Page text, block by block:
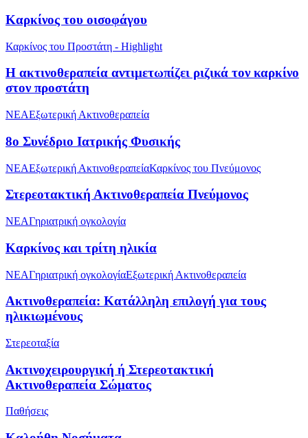
Καρκίνος του οισοφάγου
Καρκίνος του Προστάτη - Highlight
Η ακτινοθεραπεία αντιμετωπίζει ριζικά τον καρκίνο
στον προστάτη
NEAΕξωτερική Ακτινοθεραπεία
8ο Συνέδριο Ιατρικής Φυσικής
NEAΕξωτερική ΑκτινοθεραπείαΚαρκίνος του Πνεύμονος
Στερεοτακτική Ακτινοθεραπεία Πνεύμονος
NEAΓηριατρική ογκολογία
Καρκίνος και τρίτη ηλικία
NEAΓηριατρική ογκολογίαΕξωτερική Ακτινοθεραπεία
Ακτινοθεραπεία: Κατάλληλη επιλογή για τους
ηλικιωμένους
Στερεοταξία
Ακτινοχειρουργική ή Στερεοτακτική
Ακτινοθεραπεία Σώματος
Παθήσεις